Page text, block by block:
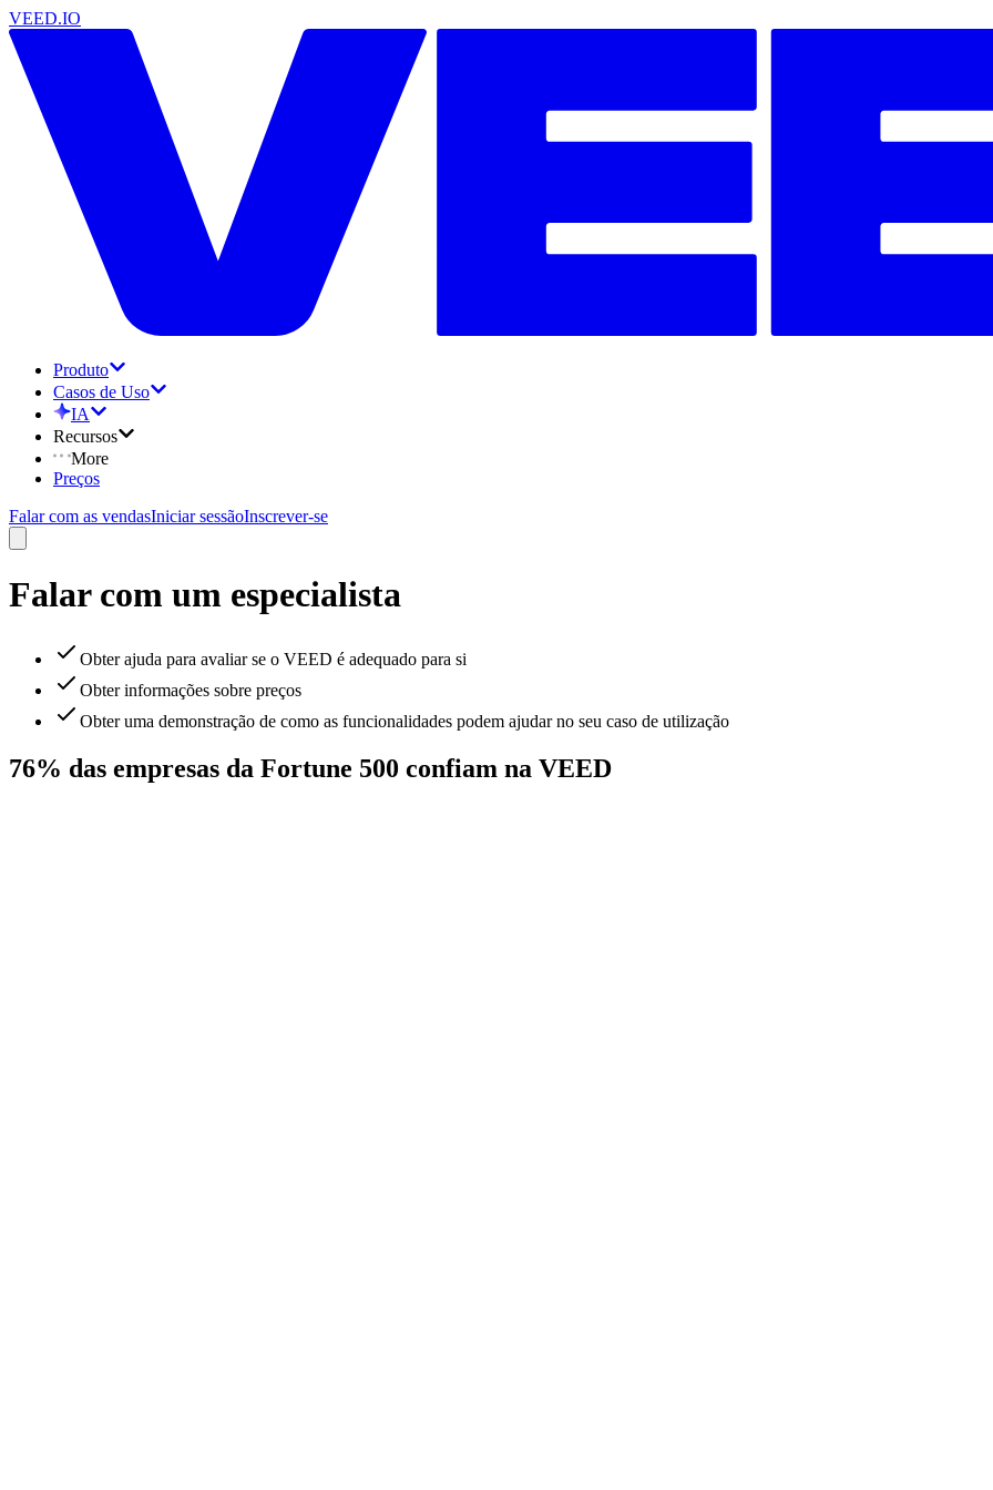
VEED.IO
Produto
Casos de Uso
IA
Recursos
More
Preços
Falar com as vendasIniciar sessãoInscrever-se
Falar com um especialista
Obter ajuda para avaliar se o VEED é adequado para si
Obter informações sobre preços
Obter uma demonstração de como as funcionalidades podem ajudar no seu caso de utilização
76% das empresas da Fortune 500 confiam na VEED